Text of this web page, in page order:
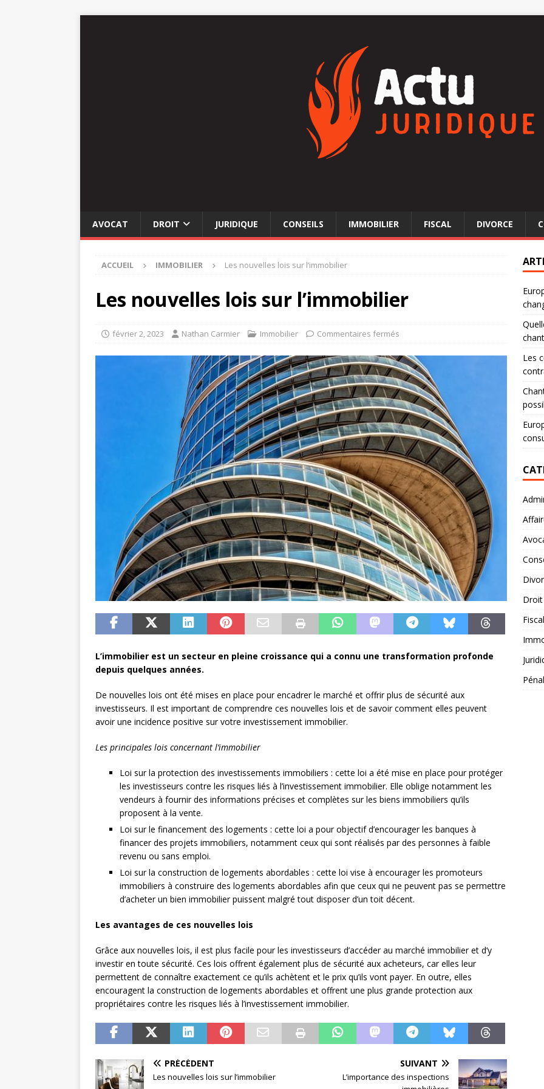
AVOCAT DROIT JURIDIQUE CONSEILS IMMOBILIER FISCAL DIVORCE
ACCUEIL IMMOBILIER Les nouvelles lois sur l’immobilier
Les nouvelles lois sur l’immobilier
février 2, 2023 Nathan Carmier Immobilier Commentaires fermés
L’immobilier est un secteur en pleine croissance qui a connu une transformation profonde
depuis quelques années.
De nouvelles lois ont été mises en place pour encadrer le marché et offrir plus de sécurité aux
investisseurs. Il est important de comprendre ces nouvelles lois et de savoir comment elles peuvent
avoir une incidence positive sur votre investissement immobilier.
Les principales lois concernant l’immobilier
Loi sur la protection des investissements immobiliers : cette loi a été mise en place pour protéger
les investisseurs contre les risques liés à l’investissement immobilier. Elle oblige notamment les
vendeurs à fournir des informations précises et complètes sur les biens immobiliers qu’ils
proposent à la vente.
Loi sur le financement des logements : cette loi a pour objectif d’encourager les banques à
financer des projets immobiliers, notamment ceux qui sont réalisés par des personnes à faible
revenu ou sans emploi.
Loi sur la construction de logements abordables : cette loi vise à encourager les promoteurs
immobiliers à construire des logements abordables afin que ceux qui ne peuvent pas se permettre
d’acheter un bien immobilier puissent malgré tout disposer d’un toit décent.
Les avantages de ces nouvelles lois
Grâce aux nouvelles lois, il est plus facile pour les investisseurs d’accéder au marché immobilier et d’y
investir en toute sécurité. Ces lois offrent également plus de sécurité aux acheteurs, car elles leur
permettent de connaître exactement ce qu’ils achètent et le prix qu’ils vont payer. En outre, elles
encouragent la construction de logements abordables et offrent une plus grande protection aux
propriétaires contre les risques liés à l’investissement immobilier.
PRÉCÉDENT
Les nouvelles lois sur l’immobilier
SUIVANT
L’importance des inspections
Les
Droit
Fiscal
Pénal